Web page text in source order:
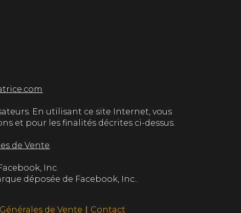
En utilisant ce site Internet, vous
et pour les finalités décrites ci-dessus.
de Vente
Inc.
déposée de Facebook, Inc..
de Vente ∣ Contact